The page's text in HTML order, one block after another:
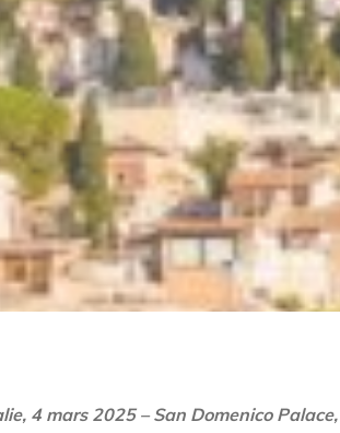
4 mars 2025 – San Domenico